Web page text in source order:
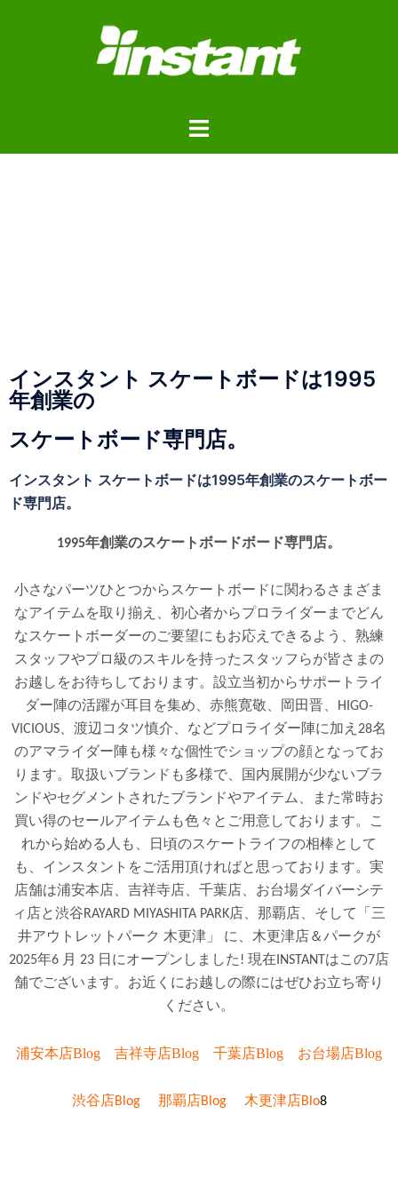
インスタント スケートボードは1995
年創業の
スケートボード専門店。
インスタント スケートボードは1995年創業のスケートボー
ド専門店。
1995年創業のスケートボードボード専門店。
小さなパーツひとつからスケートボードに関わるさまざま
なアイテムを取り揃え、初心者からプロライダーまでどん
なスケートボーダーのご要望にもお応えできるよう、熟練
スタッフやプロ級のスキルを持ったスタッフらが皆さまの
お越しをお待ちしております。設立当初からサポートライ
ダー陣の活躍が耳目を集め、赤熊寛敬、岡田晋、HIGO-
VICIOUS、渡辺コタツ慎介、などプロライダー陣に加え28名
のアマライダー陣も様々な個性でショップの顔となってお
ります。取扱いブランドも多様で、国内展開が少ないブラ
ンドやセグメントされたブランドやアイテム、また常時お
買い得のセールアイテムも色々とご用意しております。こ
れから始める人も、日頃のスケートライフの相棒として
も、インスタントをご活用頂ければと思っております。実
店舗は浦安本店、吉祥寺店、千葉店、お台場ダイバーシテ
ィ店と渋谷RAYARD MIYASHITA PARK店、那覇店、そして「三
井アウトレットパーク 木更津」 に、木更津店＆パークが
2025年6 月 23 日にオープンしました! 現在INSTANTはこの7店
舗でございます。お近くにお越しの際にはぜひお立ち寄り
ください。
浦安本店Blog 吉祥寺店Blog 千葉店Blog お台場店Blog
渋谷店Blog 那覇店Blog 木更津店Blo8